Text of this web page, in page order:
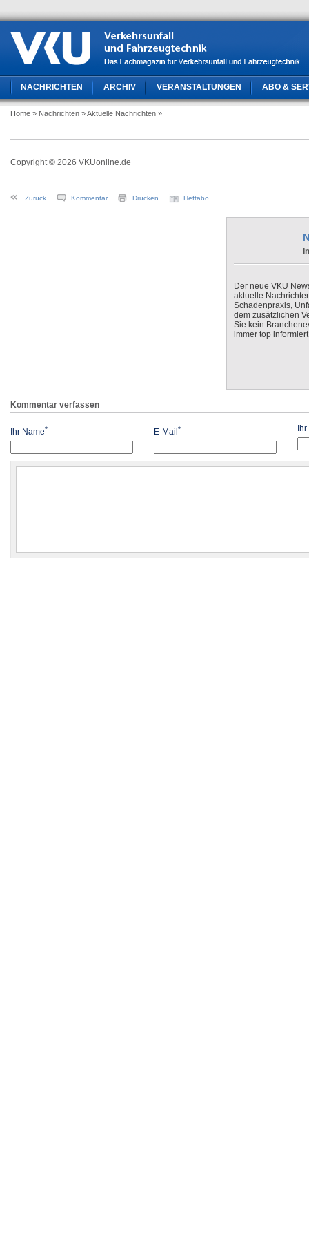
NACHRICHTEN ARCHIV VERANSTALTUNGEN ABO &
Home » Nachrichten » Aktuelle Nachrichten »
Copyright © 2026 VKUonline.de
Zurück Kommentar Drucken Heftabo
Der neue VKU
aktuelle
Schadenpraxis,
dem zusätzlichen
Sie kein
immer top
Kommentar verfassen
Ihr Name* E-Mail *